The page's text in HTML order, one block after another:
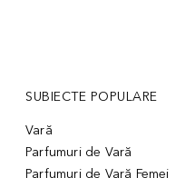
SUBIECTE POPULARE
Vară
Parfumuri de Vară
Parfumuri de Vară Femei